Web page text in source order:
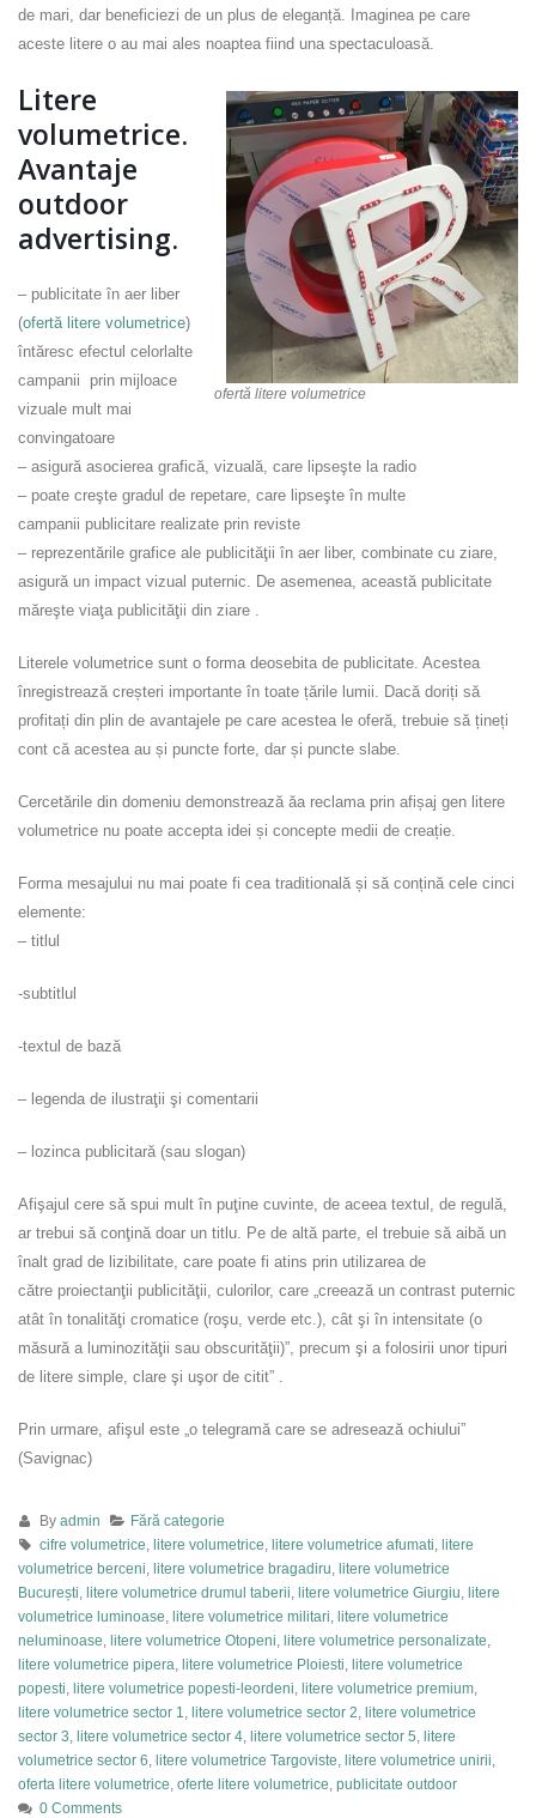
de mari, dar beneficiezi de un plus de eleganță. Imaginea pe care
aceste litere o au mai ales noaptea fiind una spectaculoasă.
ofertă litere volumetrice
Litere
volumetrice.
Avantaje
outdoor
advertising.
– publicitate în aer liber
(ofertă litere volumetrice)
întăresc efectul celorlalte
campanii prin mijloace
vizuale mult mai
convingatoare
– asigură asocierea grafică, vizuală, care lipseşte la radio
– poate creşte gradul de repetare, care lipseşte în multe
campanii publicitare realizate prin reviste
– reprezentările grafice ale publicităţii în aer liber, combinate cu ziare,
asigură un impact vizual puternic. De asemenea, această publicitate
măreşte viaţa publicităţii din ziare .
Literele volumetrice sunt o forma deosebita de publicitate. Acestea
înregistrează creșteri importante în toate țările lumii. Dacă doriți să
profitați din plin de avantajele pe care acestea le oferă, trebuie să țineți
cont că acestea au și puncte forte, dar și puncte slabe.
Cercetările din domeniu demonstrează ăa reclama prin afișaj gen litere
volumetrice nu poate accepta idei și concepte medii de creație.
Forma mesajului nu mai poate fi cea traditională și să conțină cele cinci
elemente:
– titlul
-subtitlul
-textul de bază
– legenda de ilustraţii şi comentarii
– lozinca publicitară (sau slogan)
Afişajul cere să spui mult în puţine cuvinte, de aceea textul, de regulă,
ar trebui să conţină doar un titlu. Pe de altă parte, el trebuie să aibă un
înalt grad de lizibilitate, care poate fi atins prin utilizarea de
către proiectanţii publicităţii, culorilor, care „creează un contrast puternic
atât în tonalităţi cromatice (roşu, verde etc.), cât şi în intensitate (o
măsură a luminozităţii sau obscurităţii)”, precum şi a folosirii unor tipuri
de litere simple, clare şi uşor de citit” .
Prin urmare, afişul este „o telegramă care se adresează ochiului”
(Savignac)
By admin
Fără categorie
cifre volumetrice litere volumetrice litere volumetrice afumati litere
volumetrice berceni litere volumetrice bragadiru litere volumetrice
București litere volumetrice drumul taberii litere volumetrice Giurgiu litere
volumetrice luminoase litere volumetrice militari litere volumetrice
neluminoase litere volumetrice Otopeni litere volumetrice personalizate
litere volumetrice pipera litere volumetrice Ploiesti litere volumetrice
popesti litere volumetrice popesti-leordeni litere volumetrice premium
litere volumetrice sector 1
litere volumetrice sector 2 litere volumetrice
sector 3 litere volumetrice sector 4 litere volumetrice sector 5 litere
volumetrice sector 6 litere volumetrice Targoviste litere volumetrice unirii
oferta litere volumetrice oferte litere volumetrice publicitate outdoor
0 Comments